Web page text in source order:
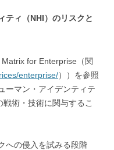
ティ（NHI）のリスクと
for Enterprise（関
enterprise/））を参照
ーマン・アイデンティテ
術・技術に関与するこ
への侵入を試みる段階